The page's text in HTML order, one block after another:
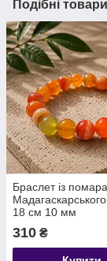
Подібні
Браслет із
18 см 10 мм
310 ₴